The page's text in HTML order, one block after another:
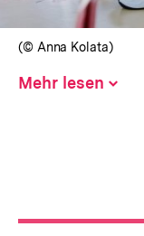
(© Anna Kolata)
Mehr lesen